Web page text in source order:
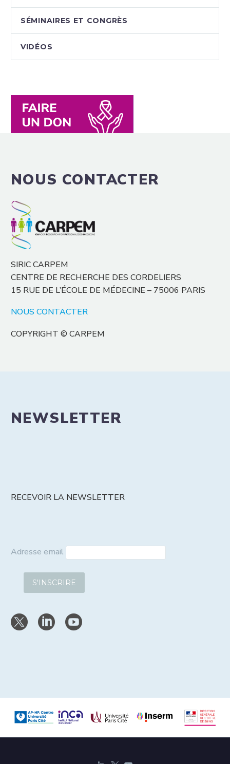
SÉMINAIRES ET CONGRÈS
VIDÉOS
NOUS CONTACTER
SIRIC CARPEM
CENTRE DE RECHERCHE DES CORDELIERS
15 RUE DE L’ÉCOLE DE MÉDECINE – 75006 PARIS
NOUS CONTACTER
COPYRIGHT © CARPEM
NEWSLETTER
RECEVOIR LA NEWSLETTER
Adresse email